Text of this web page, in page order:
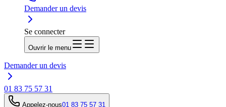
Demander un devis
Se connecter
Ouvrir le menu
Demander un devis
01 83 75 57 31
Appelez-nous01 83 75 57 31